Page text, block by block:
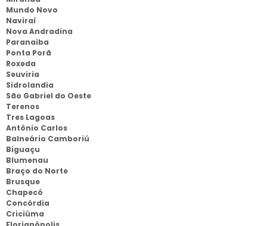
Mundo Novo
Naviraí
Nova Andradina
Paranaiba
Ponta Porã
Roxeda
Seuviria
Sidrolandia
São Gabriel do Oeste
Terenos
Tres Lagoas
Antônio Carlos
Balneário Camboriú
Biguaçu
Blumenau
Braço do Norte
Brusque
Chapecó
Concórdia
Criciúma